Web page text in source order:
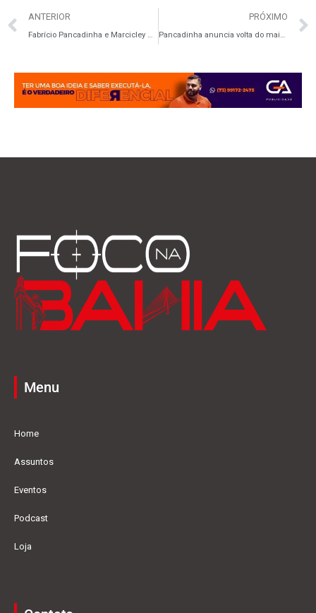
ANTERIOR
Fabrício Pancadinha e Marcicley Almeida dialogam com moradores e projetam avanços para Cumuruxatiba
PRÓXIMO
Pancadinha anuncia volta do maior projeto infantil do sul da Bahia “Planeta das Crianças”
Menu
Home
Assuntos
Eventos
Podcast
Loja